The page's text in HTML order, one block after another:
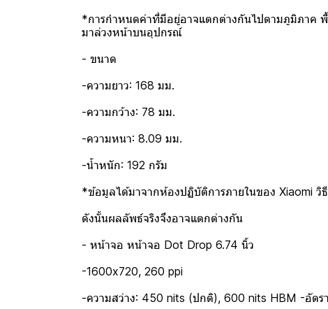
*การกำหนดค่าที่มีอยู่อาจแตกต่างกันไปตามภูมิภาค
มาล่วงหน้าบนอุปกรณ์
- ขนาด
-ความยาว: 168 มม.
-ความกว้าง: 78 มม.
-ความหนา: 8.09 มม.
-น้ำหนัก: 192 กรัม
*ข้อมูลได้มาจากห้องปฏิบัติการภายในของ Xiaomi วิ
ดังนั้นผลลัพธ์จริงจึงอาจแตกต่างกัน
- หน้าจอ หน้าจอ Dot Drop 6.74 นิ้ว
-1600x720, 260 ppi
-ความสว่าง: 450 nits (ปกติ), 600 nits HBM -อัตร